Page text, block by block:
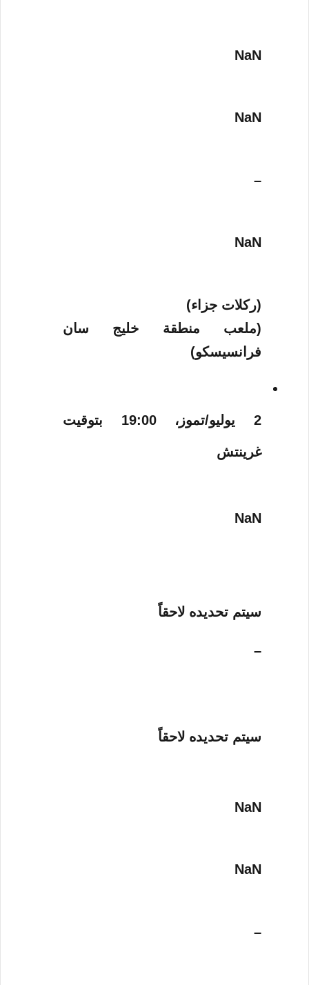
NaN
NaN
–
NaN
(ركلات جزاء)
(ملعب منطقة خليج سان
فرانسيسكو)
2 يوليو/تموز، 19:00 بتوقيت
غرينتش
NaN
سيتم تحديده لاحقاً
–
سيتم تحديده لاحقاً
NaN
NaN
–